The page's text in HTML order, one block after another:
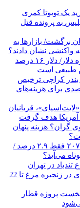
به پرونده قتل
تومان برگشت/ بازارها به
واکنشی نشان دادند؟
اظهارات همتی درباره دلار/ دلار ۱۶ درصد
طبیعی است
بندر کراچی ترخیص
تخفیف ۸۰ درصدی برای هزینه‌های
قربانیان
گران؟ هزینه پنهان
دلار ۴ درصد ریخت، ۲۰۷ فقط ۲.۹ درصد /
می‌آید؟
در تهران
اثر شوک‌های اقتصادی در زنجیره مرغ تا 22
پروژه قطار